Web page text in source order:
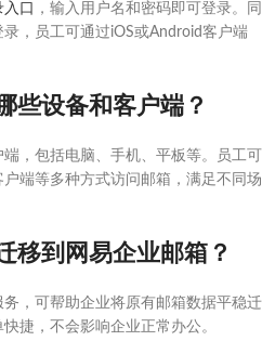
口
，输入用户名和密码即可登录。同
，员工可通过iOS或Android客户端
些设备和客户端？
，包括电脑、手机、平板等。员工可
端等多种方式访问邮箱，满足不同场
移到网易企业邮箱？
，可帮助企业将原有邮箱数据平稳迁
捷，不会影响企业正常办公。